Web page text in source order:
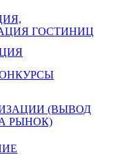
ГОСТИНИЦ
(ВЫВОД
РЫНОК)